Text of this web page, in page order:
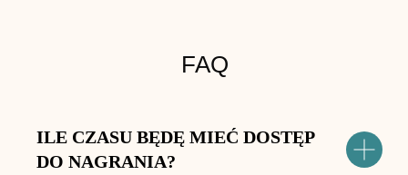
FAQ
ILE CZASU BĘDĘ MIEĆ DOSTĘP
DO NAGRANIA?